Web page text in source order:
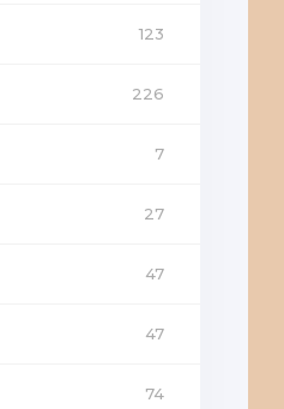
123
226
7
27
47
47
74